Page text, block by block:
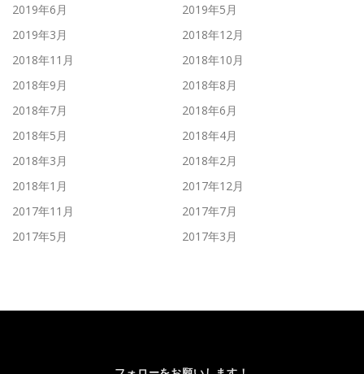
2019年6月
2019年5月
2019年3月
2018年12月
2018年11月
2018年10月
2018年9月
2018年8月
2018年7月
2018年6月
2018年5月
2018年4月
2018年3月
2018年2月
2018年1月
2017年12月
2017年11月
2017年7月
2017年5月
2017年3月